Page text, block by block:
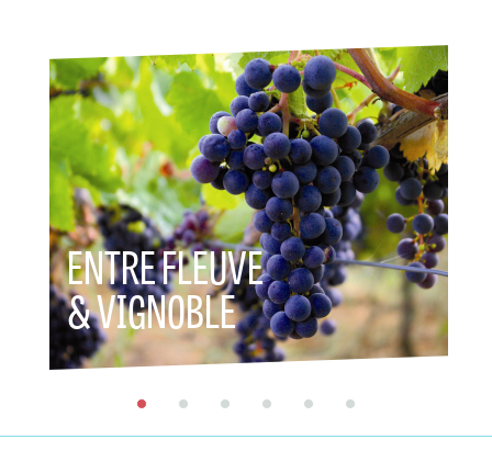
ENTRE FLEUVE
& VIGNOBLE &